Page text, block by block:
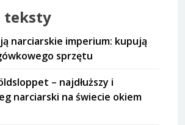
teksty
narciarskie imperium: kupują
sprzętu
– najdłuższy i
narciarski na świecie okiem